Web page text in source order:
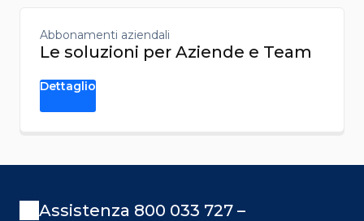
Abbonamenti aziendali
Le soluzioni per Aziende e Team
Dettaglio
Assistenza 800 033 727 –